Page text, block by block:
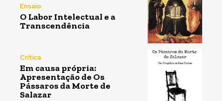
Ensaio
O Labor Intelectual e a
Transcendência
Crítica
Em causa própria:
Apresentação de Os
Pássaros da Morte de
Salazar